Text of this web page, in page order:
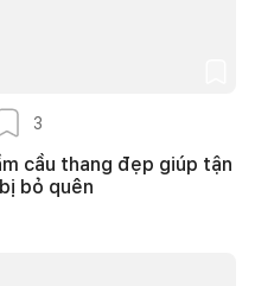
3
cầu thang đẹp giúp tận
bỏ quên